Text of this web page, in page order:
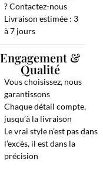
? Contactez-nous
Livraison estimée : 3
à 7 jours
Engagement &
Qualité
Vous choisissez, nous
garantissons
Chaque détail compte,
jusqu’à la livraison
Le vrai style n’est pas dans
l’excès, il est dans la
précision